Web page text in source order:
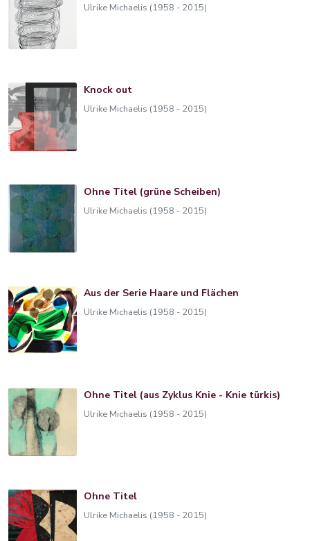
Ulrike Michaelis (1958 - 2015)
Knock out
Ulrike Michaelis (1958 - 2015)
Ohne Titel (grüne Scheiben)
Ulrike Michaelis (1958 - 2015)
Aus der Serie Haare und Flächen
Ulrike Michaelis (1958 - 2015)
Ohne Titel (aus Zyklus Knie - Knie türkis)
Ulrike Michaelis (1958 - 2015)
Ohne Titel
Ulrike Michaelis (1958 - 2015)